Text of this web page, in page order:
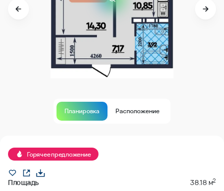
Планировка Расположение
Горячее предложение
Площадь 38.18 м2